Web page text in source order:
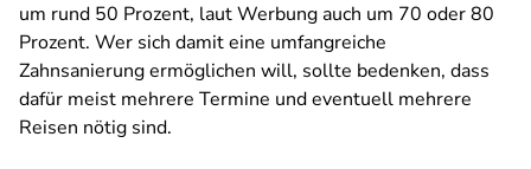
um rund 50 Prozent, laut Werbung auch um 70 oder 80
Prozent. Wer sich damit eine umfangreiche
Zahnsanierung ermöglichen will, sollte bedenken, dass
dafür meist mehrere Termine und eventuell mehrere
Reisen nötig sind.